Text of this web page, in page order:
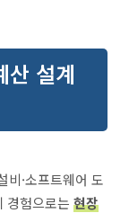
산 설계
비·소프트웨어 도
경험으로는 현장